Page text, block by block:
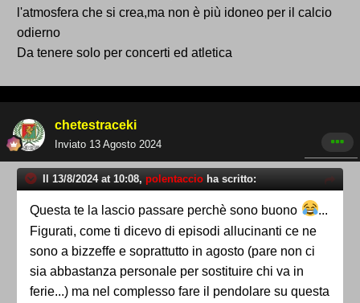
migliorata e tutto coperto.
Malissimo Torino e Bari.
Napoli almeno ebbe la copertura, Udine e Bologna
Firenze avvicino i parterre delle curve, abbassando il
coprendolo tutto.
Negli anni 80 e 90 gli unici stadi nuovi belli costruiti
in Italia furono Trieste e Cesena.
Ancona pure da dimenticare, ma lo fece longarini...
Se anziché Italia 90 ci fosse stata Italia 2002
probabilmente la cultura prevalente ci avrebbe
consentito di avere stadi molto più belli e funzionali.
Lo scippo di Euro 2012 e l'umiliazione di Euro 2032
non ci consentiranno di colmare questo gap.
l'atmosfera che si crea,ma non è più idoneo per il calcio
odierno
Da tenere solo per concerti ed atletica
chetestraceki
Inviato 13 Agosto 2024
Il 13/8/2024 at 10:08, polentaccio ha scritto:
Questa te la lascio passare perchè sono buono
...
Figurati, come ti dicevo di episodi allucinanti ce ne
sono a bizzeffe e soprattutto in agosto (pare non ci
sia abbastanza personale per sostituire chi va in
ferie...) ma nel complesso fare il pendolare su questa